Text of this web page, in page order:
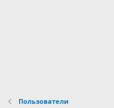
Пользователи